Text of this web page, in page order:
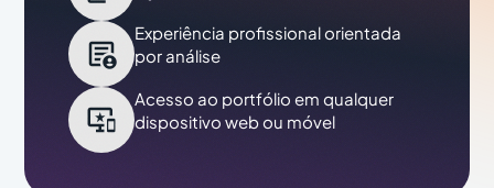

Experiência profissional orientada
por análise

Acesso ao portfólio em qualquer
dispositivo web ou móvel